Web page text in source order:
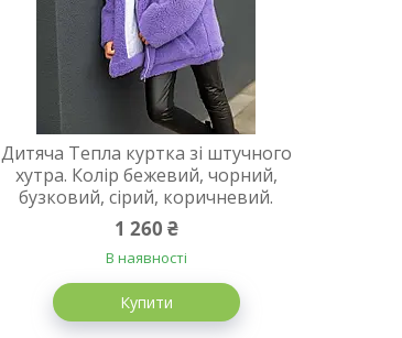
Дитяча Тепла куртка зі штучного
хутра. Колір бежевий, чорний,
бузковий, сірий, коричневий.
1 260 ₴
В наявності
Купити